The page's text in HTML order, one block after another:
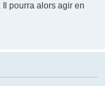
pourra alors agir en